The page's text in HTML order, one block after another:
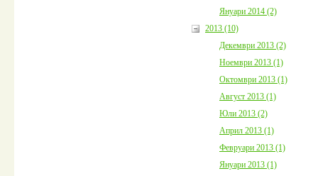
Януари 2014 (2)
2013 (10)
Декември 2013 (2)
Ноември 2013 (1)
Октомври 2013 (1)
Август 2013 (1)
Юли 2013 (2)
Април 2013 (1)
Февруари 2013 (1)
Януари 2013 (1)